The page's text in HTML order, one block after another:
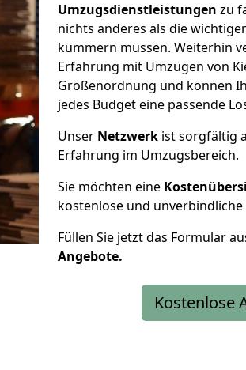
Umzugsdienstleistungen zu
nichts anderes als die
kümmern müssen. Weiterhin
Erfahrung mit Umzügen von
Größenordnung und können
jedes Budget eine passende
Unser Netzwerk ist sorgfältig
Erfahrung im Umzugsbereich.
Sie möchten eine
kostenlose und unverbindliche
Füllen Sie jetzt das Formular
Angebote.
Kostenlose